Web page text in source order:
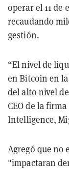
operar el 11 de
recaudando
gestión.
“El nivel de
en Bitcoin en
del alto nivel
CEO de la
Intelligence,
Agregó que no
"impactaran